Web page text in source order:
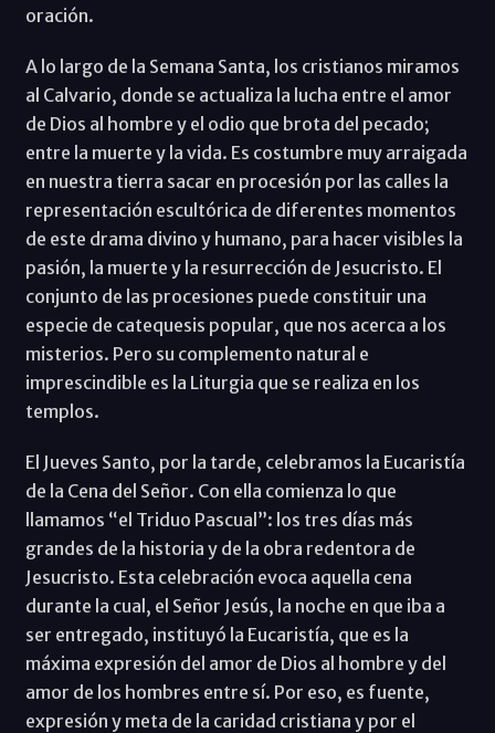
oración.
A lo largo de la Semana Santa, los cristianos miramos
al Calvario, donde se actualiza la lucha entre el amor
de Dios al hombre y el odio que brota del pecado;
entre la muerte y la vida. Es costumbre muy arraigada
en nuestra tierra sacar en procesión por las calles la
representación escultórica de diferentes momentos
de este drama divino y humano, para hacer visibles la
pasión, la muerte y la resurrección de Jesucristo. El
conjunto de las procesiones puede constituir una
especie de catequesis popular, que nos acerca a los
misterios. Pero su complemento natural e
imprescindible es la Liturgia que se realiza en los
templos.
El Jueves Santo, por la tarde, celebramos la Eucaristía
de la Cena del Señor. Con ella comienza lo que
llamamos “el Triduo Pascual”: los tres días más
grandes de la historia y de la obra redentora de
Jesucristo. Esta celebración evoca aquella cena
durante la cual, el Señor Jesús, la noche en que iba a
ser entregado, instituyó la Eucaristía, que es la
máxima expresión del amor de Dios al hombre y del
amor de los hombres entre sí. Por eso, es fuente,
expresión y meta de la caridad cristiana y por el